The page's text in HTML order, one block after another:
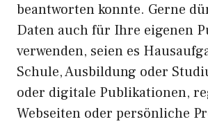
beantworten konnte. Gerne
Daten auch für Ihre eigenen
verwenden, seien es
Schule, Ausbildung oder
oder digitale Publikationen,
Webseiten oder persönliche